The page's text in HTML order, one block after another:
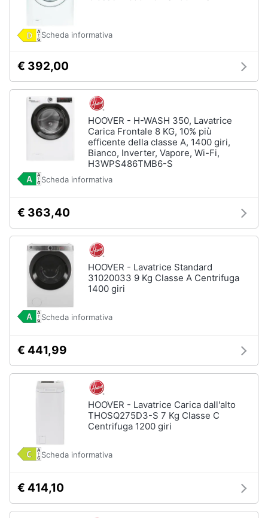
clienti
Esci Scheda informativa
€ 392,00
HOOVER - H-WASH 350, Lavatrice
Carica Frontale 8 KG, 10% più
efficente della classe A, 1400 giri,
Bianco, Inverter, Vapore, Wi-Fi,
H3WPS486TMB6-S
Scheda informativa
€ 363,40
HOOVER - Lavatrice Standard
31020033 9 Kg Classe A Centrifuga
1400 giri
Scheda informativa
€ 441,99
HOOVER - Lavatrice Carica dall'alto
THOSQ275D3-S 7 Kg Classe C
Centrifuga 1200 giri
Scheda informativa
€ 414,10